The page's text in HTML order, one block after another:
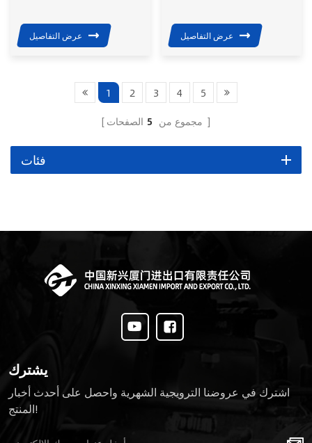
عرض التفاصيل عرض التفاصيل
1 2 3 4
5
مجموع من 5
فئات
يشترك
اشترك في عروضنا الترويجية الشهرية واحصل على أحدث أخبار
المنتج!